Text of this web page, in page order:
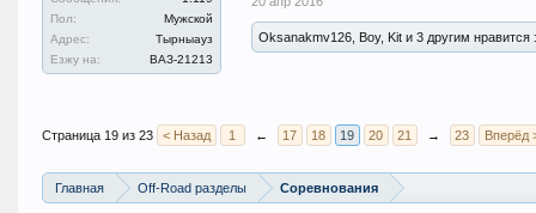
Пол:
Мужской
Адрес:
Тырныауз
Езжу на:
ВАЗ-21213
Oksanakmv126, Boy, Kit и 3 другим нравится
Страница 19 из 23 < Назад 1 ← 17 18 19 20 21 → 23 Вперёд
Главная Off-Road разделы Соревнования